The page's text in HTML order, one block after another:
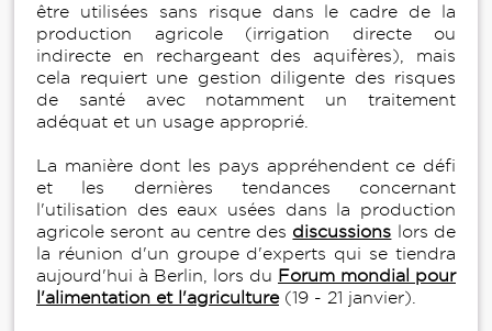
être utilisées sans risque dans le cadre de la
production agricole (irrigation directe ou
indirecte en rechargeant des aquifères), mais
cela requiert une gestion diligente des risques
de santé avec notamment un traitement
adéquat et un usage approprié.
La manière dont les pays appréhendent ce défi
et les dernières tendances concernant
l'utilisation des eaux usées dans la production
agricole seront au centre des discussions lors de
la réunion d'un groupe d'experts qui se tiendra
aujourd'hui à Berlin, lors du Forum mondial pour
l'alimentation et l'agriculture(19 - 21 janvier).